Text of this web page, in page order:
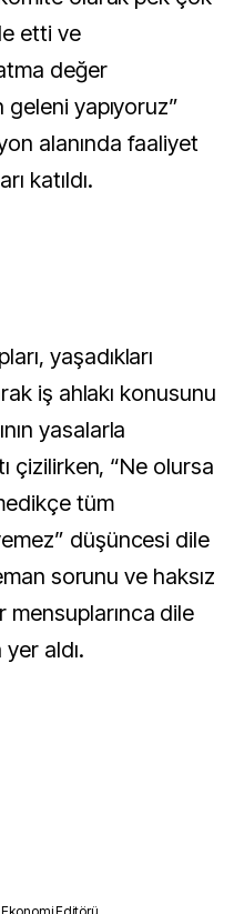
etti ve
değer
yapıyoruz”
alanında faaliyet
katıldı.
yaşadıkları
iş ahlakı konusunu
yasalarla
çizilirken, “Ne olursa
tüm
düşüncesi dile
sorunu ve haksız
dile
aldı.